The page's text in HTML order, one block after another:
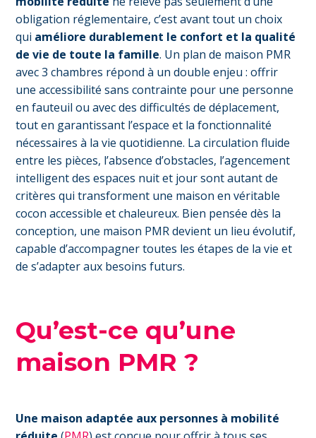
obligation réglementaire, c’est avant tout un choix
qui améliore durablement le confort et la qualité
de vie de toute la famille. Un plan de maison PMR
avec 3 chambres répond à un double enjeu : offrir
une accessibilité sans contrainte pour une personne
en fauteuil ou avec des difficultés de déplacement,
tout en garantissant l’espace et la fonctionnalité
nécessaires à la vie quotidienne. La circulation fluide
entre les pièces, l’absence d’obstacles, l’agencement
intelligent des espaces nuit et jour sont autant de
critères qui transforment une maison en véritable
cocon accessible et chaleureux. Bien pensée dès la
conception, une maison PMR devient un lieu évolutif,
capable d’accompagner toutes les étapes de la vie et
de s’adapter aux besoins futurs.
Qu’est-ce qu’une
maison PMR ?
Une maison adaptée aux personnes à mobilité